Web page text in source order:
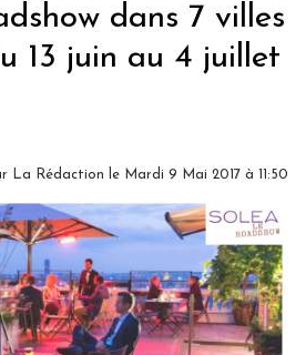
dans 7 villes
13 juin au 4 juillet
La Rédaction le Mardi 9 Mai 2017 à 11:50